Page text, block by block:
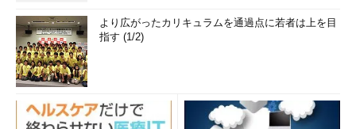
より広がったカリキュラムを通過点に若者は上を目
指す (1/2)